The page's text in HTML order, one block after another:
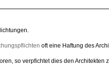
oft eine Haftung des
so verpfichtet dies den Architekten